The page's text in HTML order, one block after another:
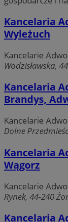
Kancelaria
Wyleżuch
Kancelarie
Wodzisławska,
Kancelaria
Brandys,
Kancelarie
Dolne
Kancelaria
Wągorz
Kancelarie
Rynek, 44-240
Kancelaria